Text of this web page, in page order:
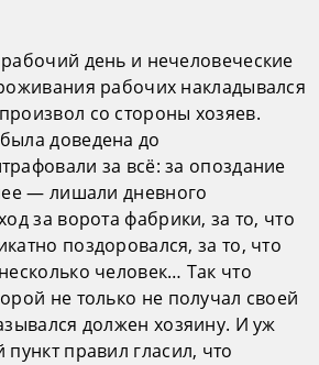
день и нечеловеческие
рабочих накладывался
со стороны хозяев.
доведена до
за всё: за опоздание
— лишали дневного
за ворота фабрики, за то, что
поздоровался, за то, что
человек… Так что
не только не получал своей
должен хозяину. И уж
пункт правил гласил, что